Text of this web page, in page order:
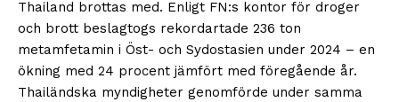
Thailand brottas med. Enligt FN:s kontor för droger
och brott beslagtogs rekordartade 236 ton
metamfetamin i Öst- och Sydostasien under 2024 – en
ökning med 24 procent jämfört med föregående år.
Thailändska myndigheter genomförde under samma